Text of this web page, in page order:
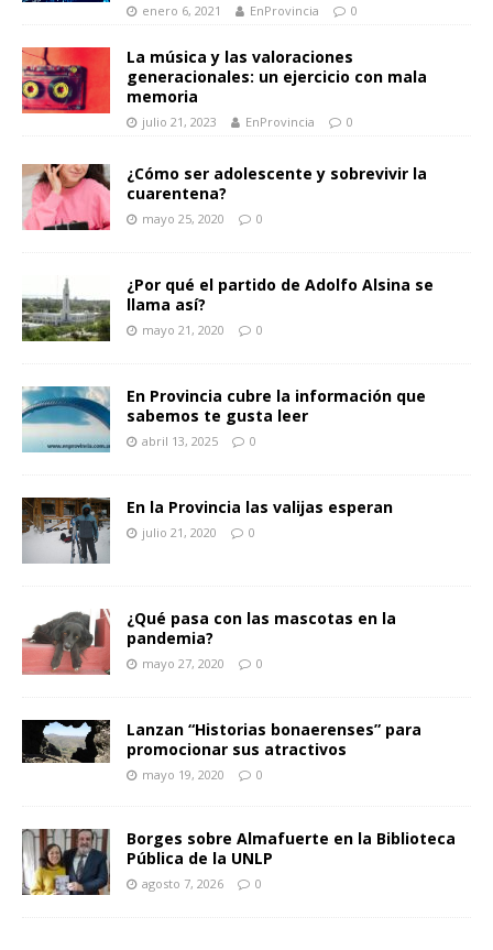
enero 6, 2021 EnProvincia 0
La música y las valoraciones
generacionales: un ejercicio con mala
memoria
julio 21, 2023 EnProvincia 0
¿Cómo ser adolescente y sobrevivir la
cuarentena?
mayo 25, 2020 0
¿Por qué el partido de Adolfo Alsina se
llama así?
mayo 21, 2020 0
En Provincia cubre la información que
sabemos te gusta leer
abril 13, 2025 0
En la Provincia las valijas esperan
julio 21, 2020 0
¿Qué pasa con las mascotas en la
pandemia?
mayo 27, 2020 0
Lanzan “Historias bonaerenses” para
promocionar sus atractivos
mayo 19, 2020 0
Borges sobre Almafuerte en la Biblioteca
Pública de la UNLP
agosto 7, 2026 0